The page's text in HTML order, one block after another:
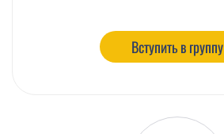
Вступить в группу